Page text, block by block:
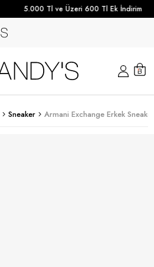
5.000 Tl ve Üzeri 600 Tl Ek İndirim
Sneaker Armani Exchange Erkek